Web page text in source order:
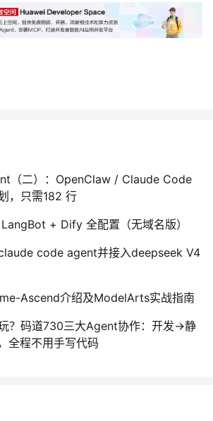
（二）：OpenClaw / Claude Code
，只需182 行
+ Dify 全配置（无域名版）
code agent并接入deepseek V4
Ascend介绍及ModelArts实战指南
？码道730三大Agent协作：开发→静
全程不用手写代码